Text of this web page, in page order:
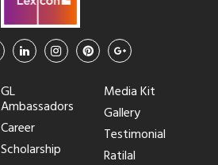
GL
Ambassadors
Career
Scholarship
Media Kit
Gallery
Testimonial
Ratilal